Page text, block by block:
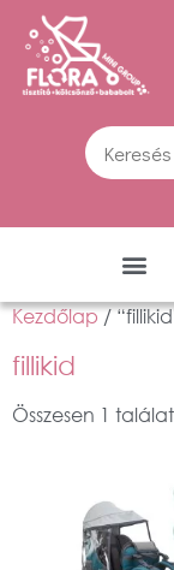
Kezdőlap/
fillikid
Összesen 1 találat